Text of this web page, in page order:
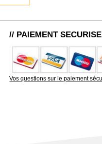
// PAIEMENT SECURISE
Vos questions sur le paiement